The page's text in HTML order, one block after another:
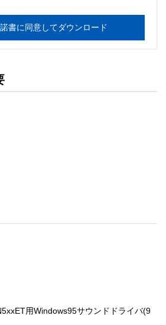
でお願い
囲
ンロード・導入はお客様の責任にお
社に帰属します。
書に同意してダウンロード
用Windows95サウンドドライバ(9